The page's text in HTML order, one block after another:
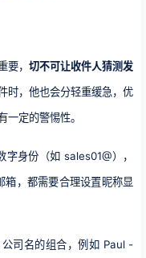
， 切不可让收件人猜测发
时，他也会分轻重缓急，优
定的警惕性。
身份（如 sales01@），
，都需要合理设置昵称显
司名的组合，例如 Paul -